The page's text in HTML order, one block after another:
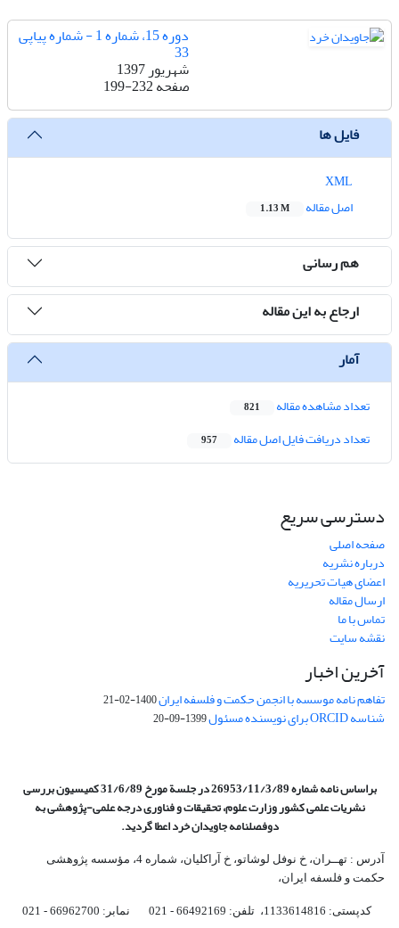
دوره 15، شماره 1 - شماره پیاپی
33
شهریور 1397
صفحه199-232
فایل ها
اصل مقاله
1.13 M
هم رسانی
ارجاع به این مقاله
آمار
تعداد مشاهده مقاله 821
تعداد دریافت فایل اصل مقاله 957
دسترسی سریع
صفحه اصلی
درباره نشریه
اعضای هیات تحریریه
ارسال مقاله
تماس با ما
نقشه سایت
آخرین اخبار
تفاهم نامه موسسه با انجمن حکمت و فلسفه ایران1400-02-21
شناسه ORCID برای نویسنده مسئول 1399-09-20
براساس نامه شماره 26953/11/3/89 در جلسة مورخ 31/6/89 کمیسیون
بررسی
نشریات علمی کشور وزارت علوم، تحقیقات و فناوری درجه علمی‌-پژوهشیبه
دوفصلنامه جاویدان خرد اعطا گردید.
آدرس : تهــران، خ نوفل لوشاتو، خ آراکلیان، شماره 4،‌ مؤسسه پژوهشی
حکمت و فلسفه ایران،‌
کدپستی: 1133614816، تلفن: 66492169 - 021 نمابر: 66962700 - 021